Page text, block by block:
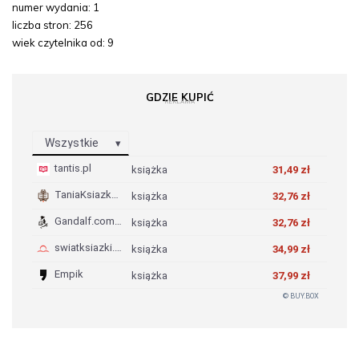
numer wydania: 1
liczba stron: 256
wiek czytelnika od: 9
GDZIE KUPIĆ
REKLAMA
Wszystkie
tantis.pl książka 31,49 zł
TaniaKsiazka.pl książka 32,76 zł
Gandalf.com.pl książka 32,76 zł
swiatksiazki.pl książka 34,99 zł
Empik książka 37,99 zł
© BUY.BOX